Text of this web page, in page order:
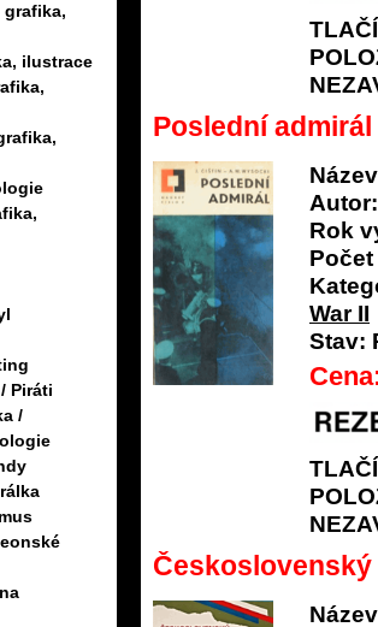
grafika,
ilustrace
Piráti
/
Poslední admirál
Autor:
Rok
War II
Stav: